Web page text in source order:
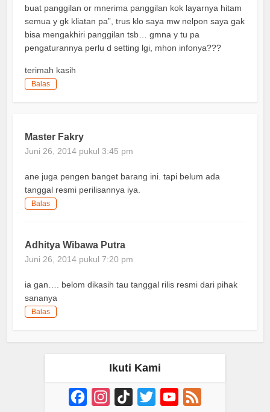
buat panggilan or mnerima panggilan kok layarnya hitam
semua y gk kliatan pa”, trus klo saya mw nelpon saya gak
bisa mengakhiri panggilan tsb… gmna y tu pa
pengaturannya perlu d setting lgi, mhon infonya???
terimah kasih
Balas
Master Fakry
Juni 26, 2014 pukul 3:45 pm
ane juga pengen banget barang ini. tapi belum ada
tanggal resmi perilisannya iya.
Balas
Adhitya Wibawa Putra
Juni 26, 2014 pukul 7:20 pm
ia gan…. belom dikasih tau tanggal rilis resmi dari pihak
sananya
Balas
Ikuti Kami
FacebookInstagram
TikTok Twitter YouTube